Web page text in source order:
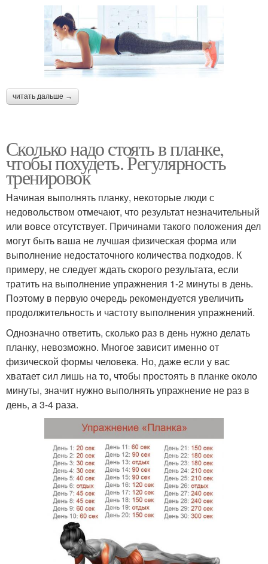
читать дальше →
Сколько надо стоять в планке,
чтобы похудеть. Регулярность
тренировок
Начиная выполнять планку, некоторые люди с
недовольством отмечают, что результат незначительный
или вовсе отсутствует. Причинами такого положения дел
могут быть ваша не лучшая физическая форма или
выполнение недостаточного количества подходов. К
примеру, не следует ждать скорого результата, если
тратить на выполнение упражнения 1-2 минуты в день.
Поэтому в первую очередь рекомендуется увеличить
продолжительность и частоту выполнения упражнений.
Однозначно ответить, сколько раз в день нужно делать
планку, невозможно. Многое зависит именно от
физической формы человека. Но, даже если у вас
хватает сил лишь на то, чтобы простоять в планке около
минуты, значит нужно выполнять упражнение не раз в
день, а 3-4 раза.